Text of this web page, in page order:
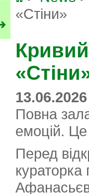
«Стіни»
Кривий
Повна
емоцій. Це
Перед